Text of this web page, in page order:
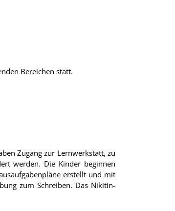
Bereichen statt.
Zugang zur Lernwerkstatt, zu
werden. Die Kinder beginnen
erstellt und mit
zum Schreiben. Das Nikitin-